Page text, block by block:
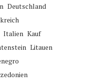
Deutschland
Italien Kauf
Litauen